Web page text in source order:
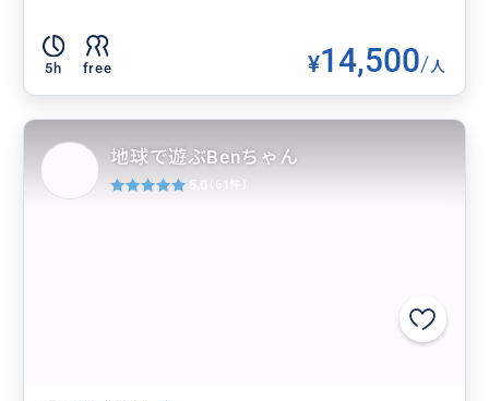
5h free ¥14,500/人
地球で遊ぶBenちゃん
5.0 (61件)